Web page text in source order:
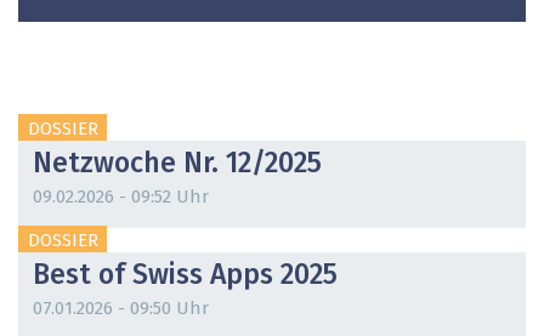
DOSSIER
Netzwoche Nr. 12/2025
09.02.2026 - 09:52 Uhr
DOSSIER
Best of Swiss Apps 2025
07.01.2026 - 09:50 Uhr